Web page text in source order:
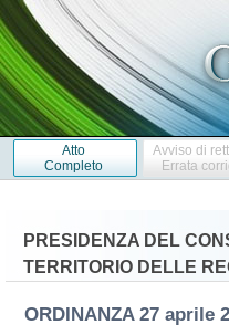
Atto
Completo
Avviso di
Errata
PRESIDENZA DEL
TERRITORIO DELLE
ORDINANZA 27 aprile